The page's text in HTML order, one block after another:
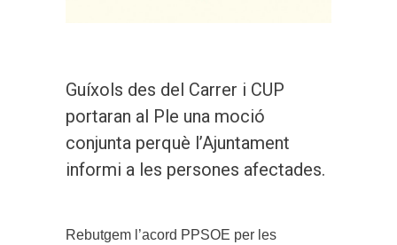
Guíxols des del Carrer i CUP
portaran al Ple una moció
conjunta perquè l’Ajuntament
informi a les persones afectades.
Rebutgem l’acord PPSOE per les